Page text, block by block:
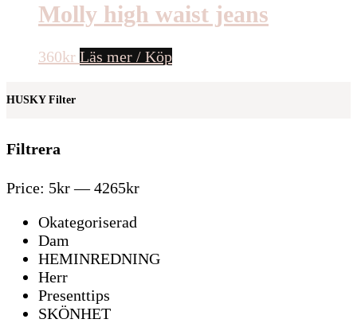
Molly high waist jeans
360kr Läs mer / Köp
HUSKY Filter
Filtrera
Price: 5kr—4265kr
Okategoriserad
Dam
HEMINREDNING
Herr
Presenttips
SKÖNHET